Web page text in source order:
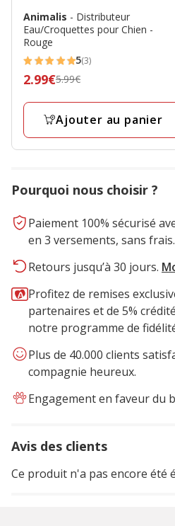
Animalis - Distributeur
Eau/Croquettes pour Chien -
Rouge
5
étoiles
avec
avis
5(3)
Prix
5.99€,
prix
final
2.99€5.99€
Ajouter au panier
Pourquoi nous choisir ?
Paiement 100% sécurisé
en 3 versements, sans frais.
Retours jusqu’à 30 jours.
Profitez de remises
partenaires et de 5%
notre programme de
Plus de 40.000 clients
compagnie heureux.
Engagement en faveur du
Avis des clients
Ce produit n'a pas encore été